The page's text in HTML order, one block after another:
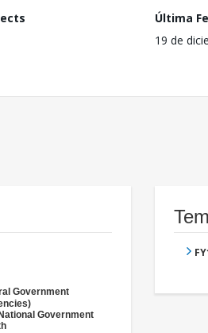
Última
19 de
Government
Government